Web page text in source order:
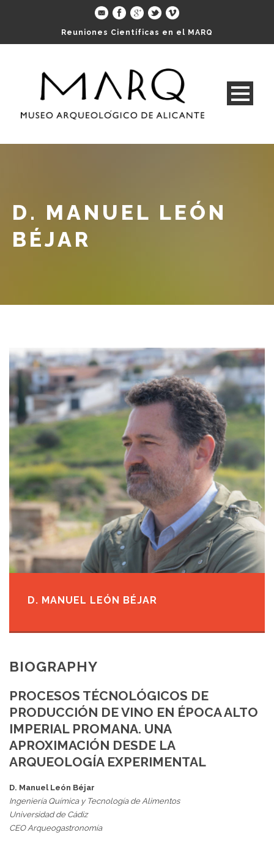
Reuniones Científicas en el MARQ
D. MANUEL LEÓN
BÉJAR
D. MANUEL LEÓN BÉJAR
BIOGRAPHY
PROCESOS TÉCNOLÓGICOS DE
PRODUCCIÓN DE VINO EN ÉPOCA ALTO
IMPERIAL PROMANA. UNA
APROXIMACIÓN DESDE LA
ARQUEOLOGÍA EXPERIMENTAL
D. Manuel León Béjar
Ingeniería Química y Tecnología de Alimentos
Universidad de Cádiz
CEO Arqueogastronomía